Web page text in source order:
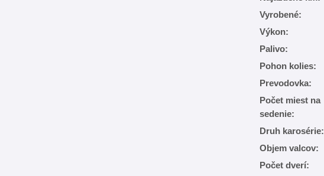
Vyrobené:
Výkon:
Palivo:
Pohon kolies:
Prevodovka:
Počet miest na
sedenie:
Druh karosérie:
Objem valcov:
Počet dverí: